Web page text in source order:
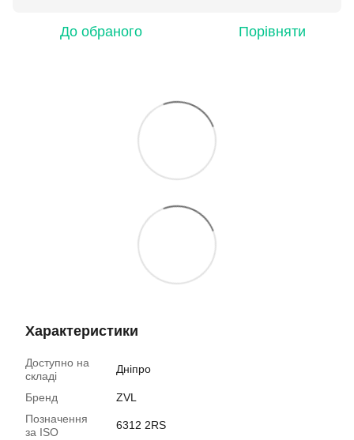
До обраного Порівняти
Характеристики
Доступно на
складі
Дніпро
Бренд
ZVL
Позначення
за ISO
6312 2RS